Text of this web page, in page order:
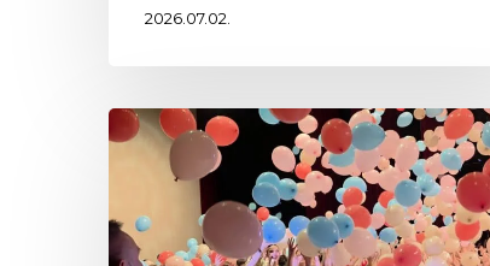
2026.07.02.
A
Magyar
Táncművészeti
és
a